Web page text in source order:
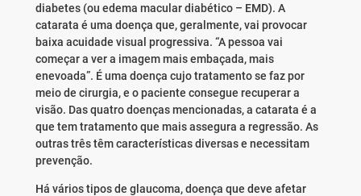
diabetes (ou edema macular diabético – EMD). A
catarata é uma doença que, geralmente, vai provocar
baixa acuidade visual progressiva. “A pessoa vai
começar a ver a imagem mais embaçada, mais
enevoada”. É uma doença cujo tratamento se faz por
meio de cirurgia, e o paciente consegue recuperar a
visão. Das quatro doenças mencionadas, a catarata é a
que tem tratamento que mais assegura a regressão. As
outras três têm características diversas e necessitam
prevenção.
Há vários tipos de glaucoma, doença que deve afetar